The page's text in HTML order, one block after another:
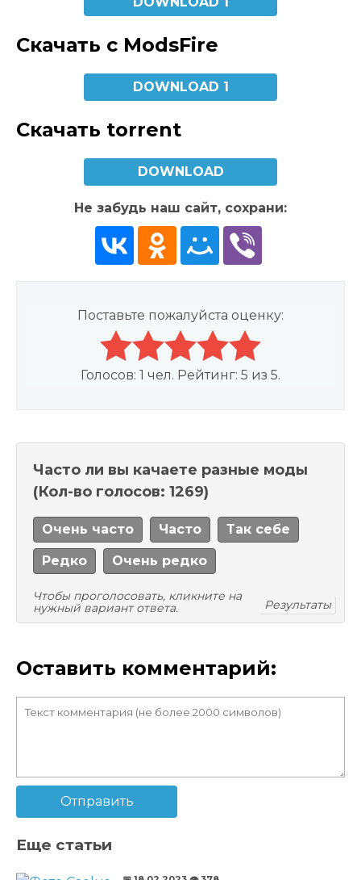
Скачать с ModsFire
DOWNLOAD 1
Скачать torrent
DOWNLOAD
Не забудь наш сайт, сохрани:
Поставьте пожалуйста оценку:
Голосов: 1 чел. Рейтинг: 5 из 5.
Часто ли вы качаете разные моды
(Кол-во голосов: 1269)
Очень часто Часто Так себе
Редко Очень редко
Чтобы проголосовать, кликните на
нужный вариант ответа.
Результаты
Оставить комментарий:
Отправить
Еще статьи